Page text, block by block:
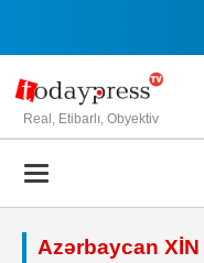
Real, Etibarlı, Obyektiv
Azərbaycan XİN